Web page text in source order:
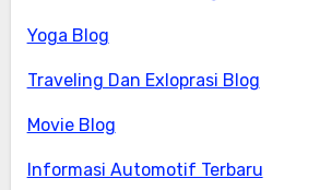
Yoga Blog
Traveling Dan Exloprasi Blog
Movie Blog
Informasi Automotif Terbaru